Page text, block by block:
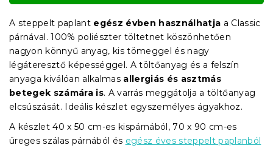
A steppelt paplant egész évben használhatja a Classic
párnával. 100% poliészter töltetnet köszönhetően
nagyon könnyű anyag, kis tömeggel és nagy
légáteresztő képességgel. A töltőanyag és a felszín
anyaga kiválóan alkalmas allergiás és asztmás
betegek számára is. A varrás meggátolja a töltőanyag
elcsúszását. Ideális készlet egyszemélyes ágyakhoz.
A készlet 40 x 50 cm-es kispárnából, 70 x 90 cm-es
üreges szálas párnából és egész éves steppelt paplanból